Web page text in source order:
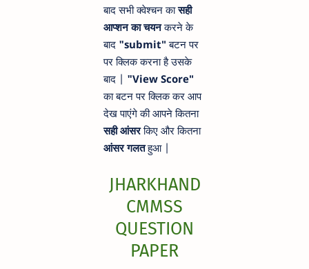
बाद सभी क्वेश्चन कासही
आप्शन का चयनकरने के
बाद "submit" बटन पर
पर क्लिक करना है उसके
बाद | "View Score"
का बटन पर क्लिक कर आप
देख पाएंगे की आपने कितना
सही आंसरकिए और कितना
आंसर गलतहुआ |
JHARKHAND
CMMSS
QUESTION
PAPER